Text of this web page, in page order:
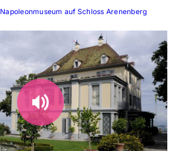
Napoleonmuseum auf Schloss Arenenberg